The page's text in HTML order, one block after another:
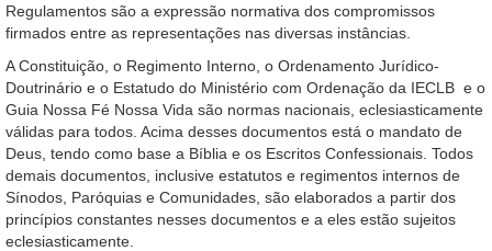
Regulamentos são a expressão normativa dos compromissos
firmados entre as representações nas diversas instâncias.
A Constituição, o Regimento Interno, o Ordenamento Jurídico-
Doutrinário e o Estatudo do Ministério com Ordenação da IECLB e o
Guia Nossa Fé Nossa Vida são normas nacionais, eclesiasticamente
válidas para todos. Acima desses documentos está o mandato de
Deus, tendo como base a Bíblia e os Escritos Confessionais. Todos
demais documentos, inclusive estatutos e regimentos internos de
Sínodos, Paróquias e Comunidades, são elaborados a partir dos
princípios constantes nesses documentos e a eles estão sujeitos
eclesiasticamente.